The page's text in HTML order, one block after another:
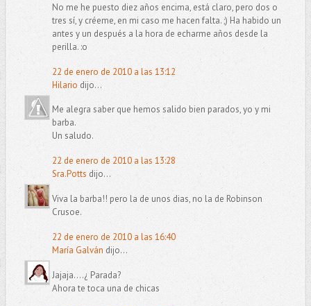
No me he puesto diez años encima, está claro, pero dos o
tres sí, y créeme, en mi caso me hacen falta. ;) Ha habido un
antes y un después a la hora de echarme años desde la
perilla. :o
22 de enero de 2010 a las 13:12
Hilario dijo...
Me alegra saber que hemos salido bien parados, yo y mi
barba.
Un saludo.
22 de enero de 2010 a las 13:28
Sra.Potts dijo...
Viva la barba!! pero la de unos dias, no la de Robinson
Crusoe.
22 de enero de 2010 a las 16:40
María Galván dijo...
Jajaja....¿ Parada?
Ahora te toca una de chicas